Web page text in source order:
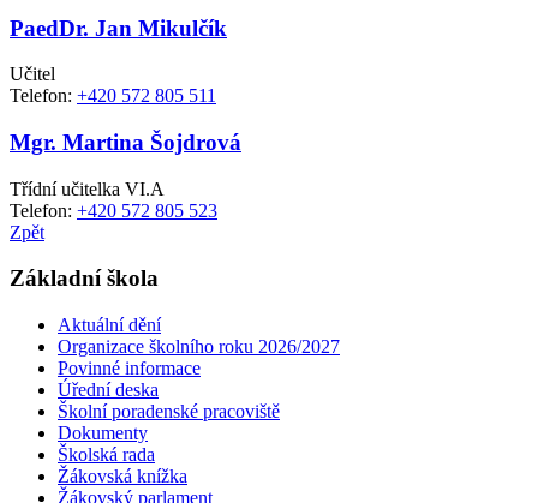
PaedDr. Jan Mikulčík
Učitel
Telefon: +420 572 805 511
Mgr. Martina Šojdrová
Třídní učitelka VI.A
Telefon: +420 572 805 523
Zpět
Základní škola
Aktuální dění
Organizace školního roku 2026/2027
Povinné informace
Úřední deska
Školní poradenské pracoviště
Dokumenty
Školská rada
Žákovská knížka
Žákovský parlament